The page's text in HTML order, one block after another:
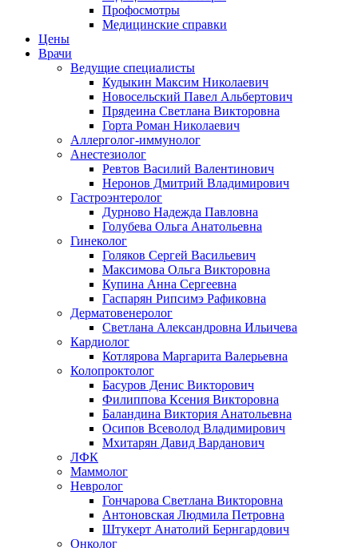
Профосмотры
Медицинские справки
Цены
Врачи
Ведущие специалисты
Кудыкин Максим Николаевич
Новосельский Павел Альбертович
Прядеина Светлана Викторовна
Горта Роман Николаевич
Аллерголог-иммунолог
Анестезиолог
Ревтов Василий Валентинович
Неронов Дмитрий Владимирович
Гастроэнтеролог
Дурново Надежда Павловна
Голубева Ольга Анатольевна
Гинеколог
Голяков Сергей Васильевич
Максимова Ольга Викторовна
Купина Анна Сергеевна
Гаспарян Рипсимэ Рафиковна
Дерматовенеролог
Светлана Александровна Ильичева
Кардиолог
Котлярова Маргарита Валерьевна
Колопроктолог
Басуров Денис Викторович
Филиппова Ксения Викторовна
Баландина Виктория Анатольевна
Осипов Всеволод Владимирович
Мхитарян Давид Варданович
ЛФК
Маммолог
Невролог
Гончарова Светлана Викторовна
Антоновская Людмила Петровна
Штукерт Анатолий Бернгардович
Онколог